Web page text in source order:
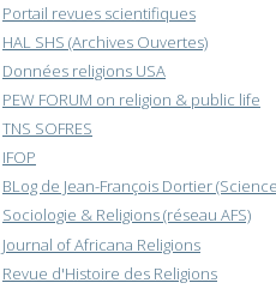
Portail revues scientifiques
HAL SHS (Archives Ouvertes)
Données religions USA
PEW FORUM on religion & public life
TNS SOFRES
IFOP
BLog de Jean-François Dortier
Sociologie & Religions (réseau AFS)
Journal of Africana Religions
Revue d'Histoire des Religions